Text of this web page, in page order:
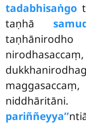
tadabhisaṅgo
taṇhā
pariññeyya’’